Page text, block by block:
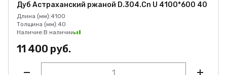
Дуб Астраханский ржаной D.304.Cn U 4100*600 40
Длина (мм):4100
Толщина (мм):40
Наличие:В наличии
11 400 руб.